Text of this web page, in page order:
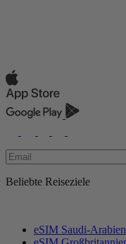
Beliebte Reiseziele
eSIM Saudi-Arabien